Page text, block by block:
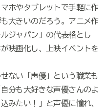
ホやタブレットで手軽に作
大きいのだろう。アニメ作
ジャパン」の代表格とし
映画化し、上映イベントを
ない「声優」という職業も
分も大好きな声優さんのよ
みたい！」と声優に憧れ、